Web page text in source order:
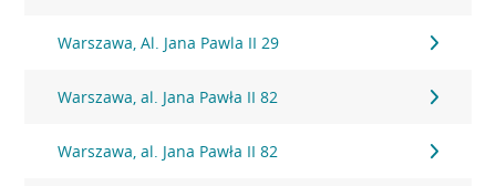
Warszawa, Al. Jana Pawla II 29
Warszawa, al. Jana Pawła II 82
Warszawa, al. Jana Pawła II 82